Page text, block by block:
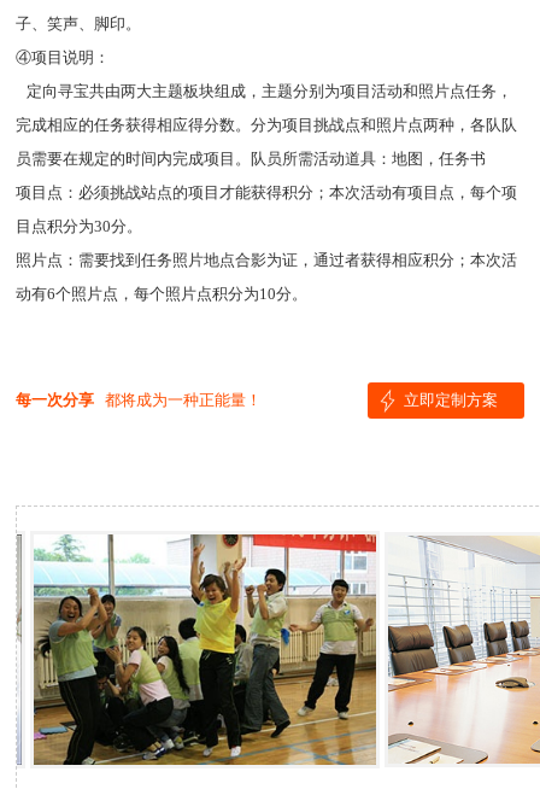
子、笑声、脚印。
④项目说明：
定向寻宝共由两大主题板块组成，主题分别为项目活动和照片点任务，
完成相应的任务获得相应得分数。分为项目挑战点和照片点两种，各队队
员需要在规定的时间内完成项目。队员所需活动道具：地图，任务书
项目点：必须挑战站点的项目才能获得积分；本次活动有项目点，每个项
目点积分为30分。
照片点：需要找到任务照片地点合影为证，通过者获得相应积分；本次活
动有6个照片点，每个照片点积分为10分。
每一次分享 都将成为一种正能量！ 立即定制方案